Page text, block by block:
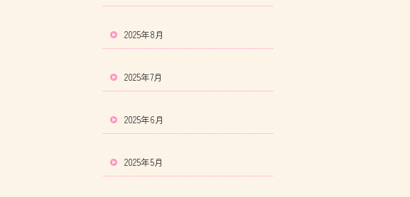
2025年8月
2025年7月
2025年6月
2025年5月